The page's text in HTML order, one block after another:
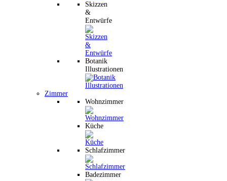
Skizzen
&
Entwürfe
Botanik
Illustrationen
Zimmer
Wohnzimmer
Küche
Schlafzimmer
Badezimmer